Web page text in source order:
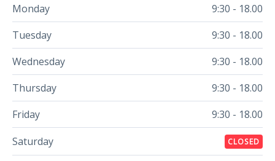
Monday
9:30 - 18.00
Tuesday
9:30 - 18.00
Wednesday
9:30 - 18.00
Thursday
9:30 - 18.00
Friday
9:30 - 18.00
Saturday
CLOSED